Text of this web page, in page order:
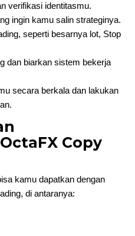
verifikasi identitasmu.
ingin kamu salin strateginya.
seperti besarnya lot, Stop
dan biarkan sistem bekerja
secara berkala dan lakukan
Copy
kamu dapatkan dengan
di antaranya: